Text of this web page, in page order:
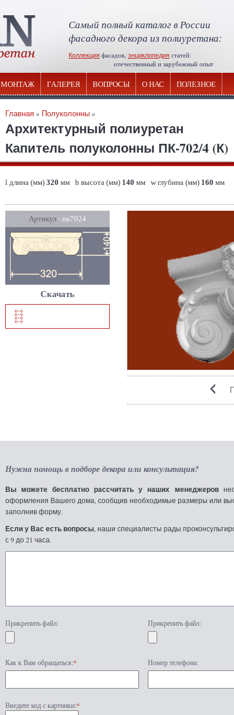
Самый полный каталог в России
фасадного декора из полиуретана:
Коллекция фасадов, энциклопедия статей:
отечественный и зарубежный опыт
МОНТАЖ ГАЛЕРЕЯ ВОПРОСЫ О НАС ПОЛЕЗНОЕ
Главная» Полуколонны»
Архитектурный полиуретан
Капитель полуколонны ПК-702/4 (К)
l длина (мм) 320 мм h высота (мм) 140 мм w глубина (мм) 160 мм
Артикул - пк7024
Скачать
Нужна помощь в подборе декора или консультация?
Вы можете бесплатно рассчитать у наших менеджеров
оформления Вашего дома, сообщив необходимые размеры или
заполнив форму.
Если у Вас есть вопросы , наши специалисты рады
с 9 до 21 часа.
Прикрепить файл: Прикрепить файл:
Как к Вам обращаться:* Номер телефона:
Введите код с картинки:*